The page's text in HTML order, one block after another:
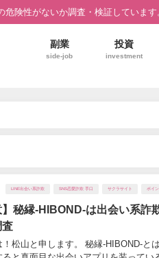
険性がないか調査・検証しています
副業
side-job
投資
investment
LINE出会い系詐欺 SNS恋愛詐欺 手口 サクラサイト ポイ
】秘縁-HIBOND-は出会い系
査
！松山と申します。 秘縁-HIBOND-と